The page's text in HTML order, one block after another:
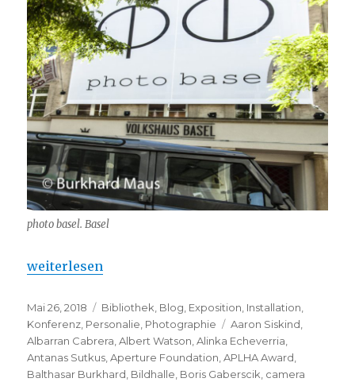
photo basel. Basel
„photo basel international art fair 2018 – 4.
weiterlesen
Veröffentlicht
am
Mai 26, 2018 Kategorien
Bibliothek, Blog, Exposition, Installation,
Konferenz, Personalie, Photographie Schlagwörter
Aaron Siskind,
Albarran Cabrera,Albert Watson,Alinka Echeverria,
Antanas Sutkus,Aperture Foundation,APLHA Award,
Balthasar Burkhard, Bildhalle, Boris Gaberscik, camera